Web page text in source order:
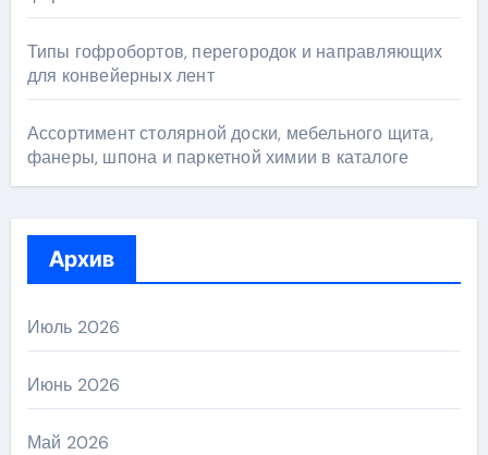
Типы гофробортов, перегородок и направляющих
для конвейерных лент
Ассортимент столярной доски, мебельного щита,
фанеры, шпона и паркетной химии в каталоге
Архив
Июль 2026
Июнь 2026
Май 2026